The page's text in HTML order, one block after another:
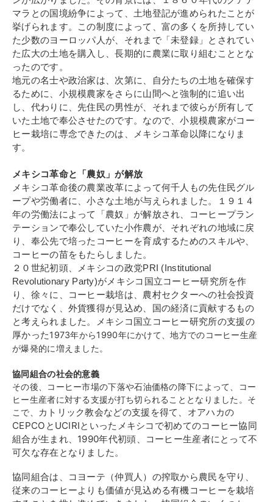
マラとの国境紛争によって、土地登記が進められたことが
挙げられます。この制度によって、富の多くを所持してい
た少数のヨーロッパ人が、それまで「未登録」とされてい
た広大の土地を購入し、長期的に農業に取り組むこととな
ったのです。
地元の名士や政治家は、次第に、自分たちの土地を確保す
るために、小規模農家をさらに山間へと強制的に追い出
し、代わりに、先住民の男性が、それまで彼らが所有して
いた土地で奉公させたのです。なので、小規模農家がコー
ヒー栽培に専念できたのは、メキシコ革命以降になりま
す。
メキシコ革命と 「農奴」が解放
メキシコ革命後の農業改革によって何千人もの先住民グル
ープや労働者に、小さな土地が与えられました。１９１４
年の労働法によって「農奴」が解放され、コーヒープラン
テーションで奉公していた小作農が、それぞれの地域に戻
り、奉公先で培ったコーヒーを育成するためのスキルや、
コーヒーの苗をもたらしました。
２０世紀初頭、メキシコの政党PRI (Institutional
Revolutionary Party)がメキシコ国立コーヒー研究所を作
り、徐々に、コーヒー栽培は、農村セクターへの社会投資
だけでなく、外貨獲得が見込め、国の経済に貢献するもの
と考えられました。
メキシコ国立コーヒー研究所の支援の
厚かった1973年から1990年にかけて、地方でのコーヒー生産
が爆発的に増えました。
協同組合の社会的意義
その後、コーヒー市場の下落や石油価格の降下によって、コー
ヒー生産者に対する支援が打ち切られることとなりました。そ
こで、
カトリック教会などの支援を得て、オアハカの
CEPCOとUCIRIといったメキシコで初めてのコーヒー協同
組合が生まれ、1990年代初頭、コーヒー生産者にとって不
可欠な存在となりました。
協同組合は、コヨーテ（仲買人）の搾取から農民を守り、
従来のコーヒーよりも価値が見込める有機コーヒーを栽培